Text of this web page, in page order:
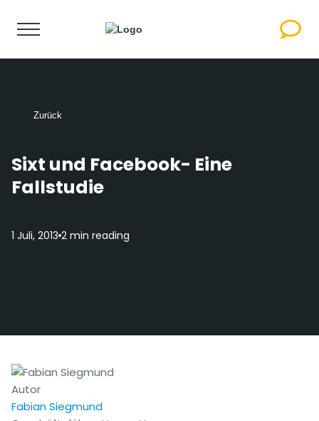
Zurück
Sixt und Facebook- Eine
Fallstudie
1 Juli, 2013 2 min reading
Autor
Fabian Siegmund